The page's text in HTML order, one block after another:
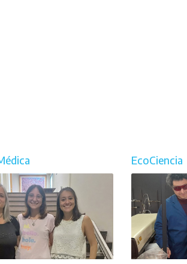
EcoCiencia